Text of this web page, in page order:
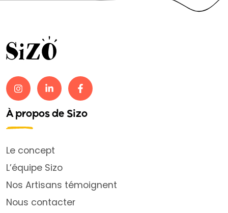
À propos de Sizo
Le concept
L’équipe Sizo
Nos Artisans témoignent
Nous contacter